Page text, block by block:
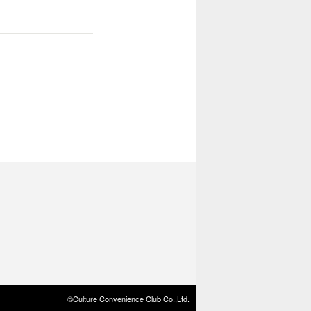
©Culture Convenience Club Co.,Ltd.